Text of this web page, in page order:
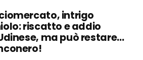
intrigo
riscatto e addio
ma può restare…